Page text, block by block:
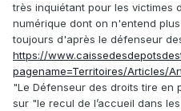
très inquiétant pour les victimes
numérique dont on n'entend
toujours d'après le défenseur
https://
pagename=Territoires/Articles/
"Le Défenseur des droits tire en
sur "le recul de l’accueil dans